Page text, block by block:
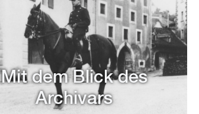
Mit dem Blick des
Archivars